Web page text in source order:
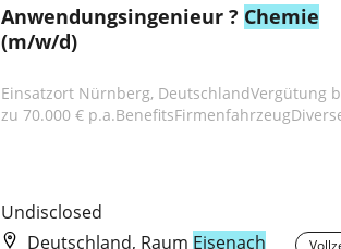
Anwendungsingenieur ? Chemie
(m/w/d)
Einsatzort Nürnberg, DeutschlandVergütung
zu 70.000 €
Undisclosed
Deutschland, Raum Eisenach